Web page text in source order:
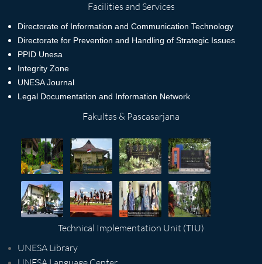
Facilities and Services
Directorate of Information and Communication Technology
Directorate for Prevention and Handling of Strategic Issues
PPID Unesa
Integrity Zone
UNESA Journal
Legal Documentation and Information Network
Fakultas & Pascasarjana
Technical Implementation Unit (TIU)
UNESA Library